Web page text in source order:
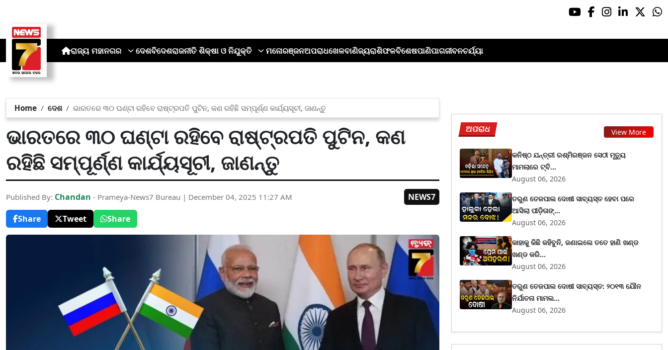
ରାଜ୍ୟ ମହାନଗର ଦେଶବିଦେଶରାଜନୀତି ଶିକ୍ଷା ଓ ନିଯୁକ୍ତି ମନୋରଞ୍ଜନଅପରାଧଖେଳବାଣିଜ୍ୟରାଶିଫଳବିଶେଷପାଣିପାଗଜୀବନଚର୍ଯ୍ୟା
Home ଦେଶ ଭାରତରେ ୩୦ ଘଣ୍ଟା ରହିବେ ରାଷ୍ଟ୍ରପତି ପୁଟିନ, କଣ ରହିଛି ସମ୍ପୂର୍ଣ୍ଣ କାର୍ଯ୍ୟସୂଚୀ, ଜାଣନ୍ତୁ
ଭାରତରେ ୩୦ ଘଣ୍ଟା ରହିବେ ରାଷ୍ଟ୍ରପତି ପୁଟିନ, କଣ
ରହିଛି ସମ୍ପୂର୍ଣ୍ଣ କାର୍ଯ୍ୟସୂଚୀ, ଜାଣନ୍ତୁ
Published By: Chandan - Prameya-News7 Bureau | December 04, 2025 11:27 AM
NEWS7
Share
Tweet Share
ଅପରାଧ View More
କନିଷ୍ଠ ଯନ୍ତ୍ରୀ ରଶ୍ମିରଞ୍ଜନ ସେଠୀ ମୃତ୍ୟୁ
ମାମଲାରେ ଟ୍ବି...
August 06, 2026
ତରୁଣ ତେଜପାଲ ଦୋଷୀ ସାବ୍ୟସ୍ତ ହେବା ପରେ
ଆସିଲା ପୀଡ଼ିତାଙ୍...
August 06, 2026
କାହାକୁ କିଛି କହିବୁନି, ଜଣାଇଲେ ତତେ ହାଣି ଖଣ୍ଡ
ଖଣ୍ଡ କରି...
August 06, 2026
ତରୁଣ ତେଜପାଲ ଦୋଷୀ ସାବ୍ୟସ୍ତ: ୨୦୧୩ ଯୌନ
ନିର୍ଯାତନା ମାମଲ...
August 06, 2026